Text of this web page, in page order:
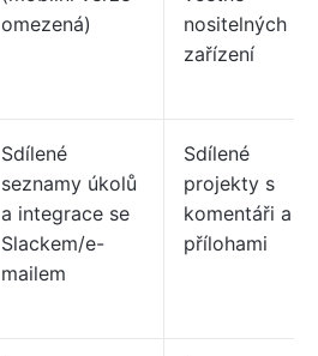
omezená)
nositelných
zařízení
Sdílené
seznamy úkolů
a integrace se
Slackem/e-
mailem
Sdílené
projekty s
komentáři a
přílohami